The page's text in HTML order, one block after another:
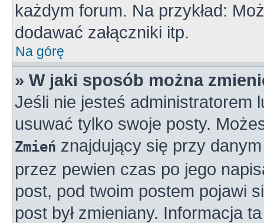
każdym forum. Na przykład:
dodawać załączniki itp.
Na górę
» W jaki sposób można
Jeśli nie jesteś administratorem
usuwać tylko swoje posty.
Zmień znajdujący się przy
przez pewien czas po jego
post, pod twoim postem pojawi
post był zmieniany. Informacja